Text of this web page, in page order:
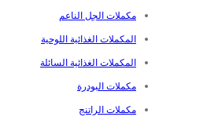
مكملات الجل الناعم
المكملات الغذائية اللوحية
المكملات الغذائية السائلة
مكملات البودرة
مكملات الراتنج